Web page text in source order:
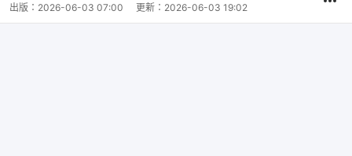
出版： 2026-06-03 07:00 更新： 2026-06-03 19:02